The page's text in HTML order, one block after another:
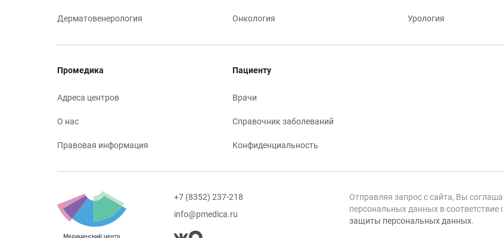
Дерматовенерология Онкология Урология
Промедика
Адреса центров
О нас
Правовая информация
Пациенту
Врачи
Справочник заболеваний
Конфиденциальность
+7 (8352) 237-218
info@pmedica.ru
Отправляя запрос с сайта, Вы
персональных данных в соответствие
защиты персональных данных.